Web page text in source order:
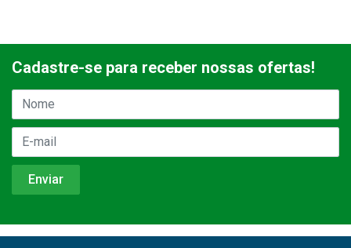
Cadastre-se para receber nossas ofertas!